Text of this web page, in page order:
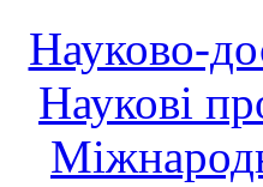
Науково-
Наукові